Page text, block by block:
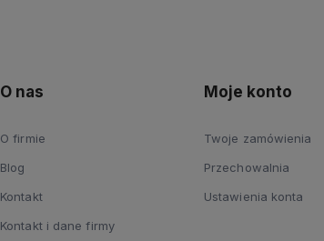
O nas
O firmie
Blog
Kontakt
Kontakt i dane firmy
Moje konto
Twoje zamówienia
Przechowalnia
Ustawienia konta